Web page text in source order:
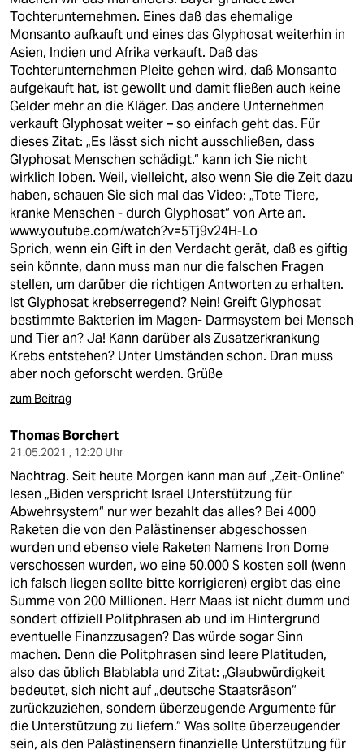
Tochterunternehmen. Eines daß das ehemalige
Monsanto aufkauft und eines das Glyphosat weiterhin in
Asien, Indien und Afrika verkauft. Daß das
Tochterunternehmen Pleite gehen wird, daß Monsanto
aufgekauft hat, ist gewollt und damit fließen auch keine
Gelder mehr an die Kläger. Das andere Unternehmen
verkauft Glyphosat weiter – so einfach geht das. Für
dieses Zitat: „Es lässt sich nicht ausschließen, dass
Glyphosat Menschen schädigt.“ kann ich Sie nicht
wirklich loben. Weil, vielleicht, also wenn Sie die Zeit dazu
haben, schauen Sie sich mal das Video: „Tote Tiere,
kranke Menschen - durch Glyphosat“ von Arte an.
www.youtube.com/watch?v=5Tj9v24H-Lo
Sprich, wenn ein Gift in den Verdacht gerät, daß es giftig
sein könnte, dann muss man nur die falschen Fragen
stellen, um darüber die richtigen Antworten zu erhalten.
Ist Glyphosat krebserregend? Nein! Greift Glyphosat
bestimmte Bakterien im Magen- Darmsystem bei Mensch
und Tier an? Ja! Kann darüber als Zusatzerkrankung
Krebs entstehen? Unter Umständen schon. Dran muss
aber noch geforscht werden. Grüße
zum Beitrag
Thomas Borchert
21.05.2021 , 12:20 Uhr
Nachtrag. Seit heute Morgen kann man auf „Zeit-Online“
lesen „Biden verspricht Israel Unterstützung für
Abwehrsystem“ nur wer bezahlt das alles? Bei 4000
Raketen die von den Palästinenser abgeschossen
wurden und ebenso viele Raketen Namens Iron Dome
verschossen wurden, wo eine 50.000 $ kosten soll (wenn
ich falsch liegen sollte bitte korrigieren) ergibt das eine
Summe von 200 Millionen. Herr Maas ist nicht dumm und
sondert offiziell Politphrasen ab und im Hintergrund
eventuelle Finanzzusagen? Das würde sogar Sinn
machen. Denn die Politphrasen sind leere Platituden,
also das üblich Blablabla und Zitat: „Glaubwürdigkeit
bedeutet, sich nicht auf „deutsche Staatsräson“
zurückzuziehen, sondern überzeugende Argumente für
die Unterstützung zu liefern.“ Was sollte überzeugender
sein, als den Palästinensern finanzielle Unterstützung für